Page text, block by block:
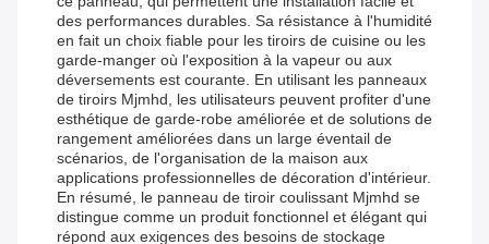
des performances durables. Sa résistance à l'humidité
en fait un choix fiable pour les tiroirs de cuisine ou les
garde-manger où l'exposition à la vapeur ou aux
déversements est courante. En utilisant les panneaux
de tiroirs Mjmhd, les utilisateurs peuvent profiter d'une
esthétique de garde-robe améliorée et de solutions de
rangement améliorées dans un large éventail de
scénarios, de l'organisation de la maison aux
applications professionnelles de décoration d'intérieur.
En résumé, le panneau de tiroir coulissant Mjmhd se
distingue comme un produit fonctionnel et élégant qui
répond aux exigences des besoins de stockage